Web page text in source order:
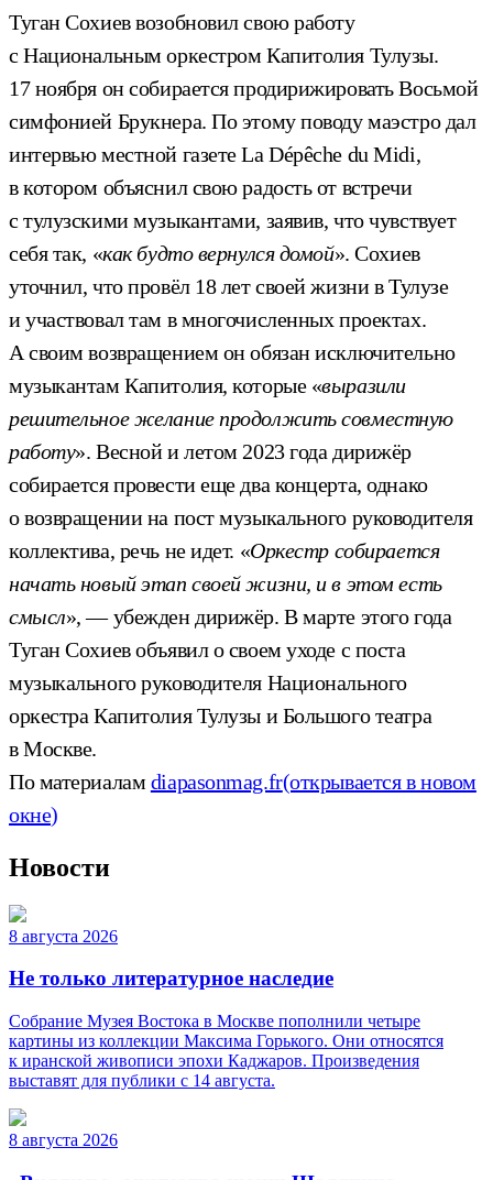
Туган Сохиев возобновил свою работу
с Национальным оркестром Капитолия Тулузы.
17 ноября он собирается продирижировать Восьмой
симфонией Брукнера. По этому поводу маэстро дал
интервью местной газете La Dépêche du Midi,
в котором объяснил свою радость от встречи
с тулузскими музыкантами, заявив, что чувствует
себя так, «как будто вернулся домой». Сохиев
уточнил, что провёл 18 лет своей жизни в Тулузе
и участвовал там в многочисленных проектах.
А своим возвращением он обязан исключительно
музыкантам Капитолия, которые «выразили
решительное желание продолжить совместную
работу». Весной и летом 2023 года дирижёр
собирается провести еще два концерта, однако
о возвращении на пост музыкального руководителя
коллектива, речь не идет. «Оркестр собирается
начать новый этап своей жизни, и в этом есть
смысл», — убежден дирижёр. В марте этого года
Туган Сохиев объявил о своем уходе с поста
музыкального руководителя Национального
оркестра Капитолия Тулузы и Большого театра
в Москве.
По материалам diapasonmag.fr(открывается в новом
окне)
Новости
8 августа 2026
Не только литературное наследие
Собрание Музея Востока в Москве пополнили четыре
картины из коллекции Максима Горького. Они относятся
к иранской живописи эпохи Каджаров. Произведения
выставят для публики с 14 августа.
8 августа 2026